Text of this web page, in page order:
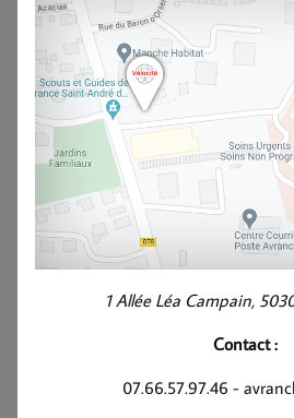
1 Allée Léa Campain,
Contact :
07.66.57.97.46 -